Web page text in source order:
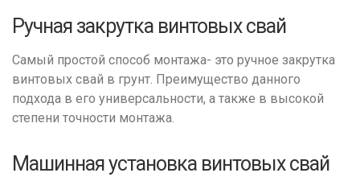
Ручная закрутка винтовых свай
Самый простой способ монтажа- это ручное закрутка
винтовых свай в грунт. Преимущество данного
подхода в его универсальности, а также в высокой
степени точности монтажа.
Машинная установка винтовых свай